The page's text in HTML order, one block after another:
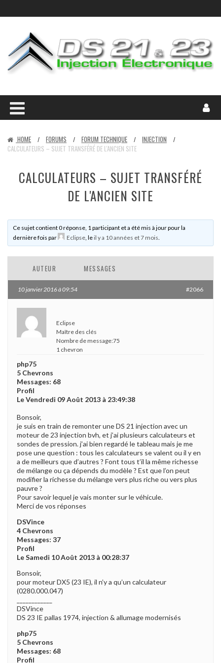
HOME / FORUMS / FORUM TECHNIQUE / INJECTION /
CALCULATEURS – SUJET TRANSFÉRÉ DE L'ANCIEN SITE
CALCULATEURS – SUJET TRANSFÉRÉ
DE L'ANCIEN SITE
Ce sujet contient 0 réponse, 1 participant et a été mis à jour pour la
dernière fois par
Eclipse , leil y a 10 années et 7 mois
AUTEUR MESSAGES
10 janvier 2016 à 09:54 #2066
Eclipse
Maître des clés
Nombre de message:75
1 chevron
php75
5 Chevrons
Messages: 68
Profil
Le Vendredi 09 Août 2013 à 23:49:38
Bonsoir,
je suis en train de remonter une DS 21 injection avec un
moteur de 23 injection bvh, et j’ai plusieurs calculateurs et
sondes de pression. j’ai bien regardé le tableau mais je me
pose une question : tous les calculateurs se valent ou il y en
a de meilleurs que d’autres ? Font tous t’il la même richesse
de mélange ou ça dépends du modèle ? Est que l’on peut
modifier la richesse du mélange vers plus riche ou vers plus
pauvre ?
Pour savoir lequel je vais monter sur le véhicule.
Merci de vos réponses
DSVince
4 Chevrons
Messages: 37
Profil
Le Samedi 10 Août 2013 à 00:28:37
Bonsoir,
pour moteur DX5 (23 IE), il n’y a qu’un calculateur
(0280.000.047)
DSVince
DS 23 IE pallas 1974, injection & allumage modernisés
php75
5 Chevrons
Messages: 68
Profil